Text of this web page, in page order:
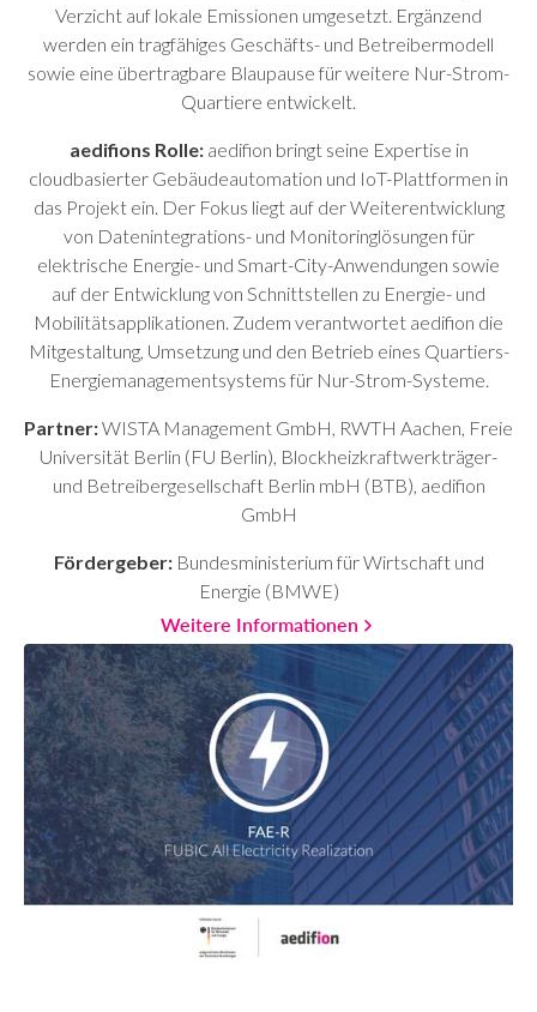
Verzicht auf lokale Emissionen umgesetzt. Ergänzend
werden ein tragfähiges Geschäfts- und Betreibermodell
sowie eine übertragbare Blaupause für weitere Nur-Strom-
Quartiere entwickelt.
aedifions Rolle: aedifion bringt seine Expertise in
cloudbasierter Gebäudeautomation und IoT-Plattformen in
das Projekt ein. Der Fokus liegt auf der Weiterentwicklung
von Datenintegrations- und Monitoringlösungen für
elektrische Energie- und Smart-City-Anwendungen sowie
auf der Entwicklung von Schnittstellen zu Energie- und
Mobilitätsapplikationen. Zudem verantwortet aedifion die
Mitgestaltung, Umsetzung und den Betrieb eines Quartiers-
Energiemanagementsystems für Nur-Strom-Systeme.
Partner:WISTA Management GmbH, RWTH Aachen, Freie
Universität Berlin (FU Berlin), Blockheizkraftwerkträger-
und Betreibergesellschaft Berlin mbH (BTB), aedifion
GmbH
Fördergeber:Bundesministerium für Wirtschaft und
Energie (BMWE)
Weitere Informationen